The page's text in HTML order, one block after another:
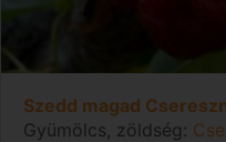
Szedd magad
Gyümölcs, zöldség: